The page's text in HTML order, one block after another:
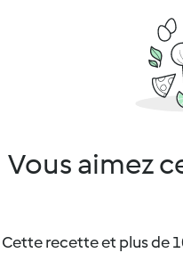
Vous aimez
Cette recette et plus de